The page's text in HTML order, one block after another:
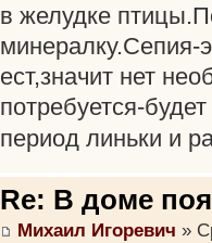
в желудке
минералку.Сепия-
ест,значит нет
потребуется-
период линьки и
Re: В доме
Михаил Игоревич »